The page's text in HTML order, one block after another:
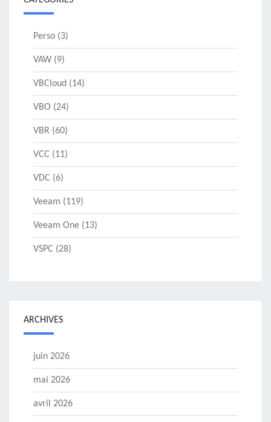
Perso (3)
VAW (9)
VBCloud (14)
VBO (24)
VBR (60)
VCC (11)
VDC (6)
Veeam (119)
Veeam One (13)
VSPC (28)
ARCHIVES
juin 2026
mai 2026
avril 2026